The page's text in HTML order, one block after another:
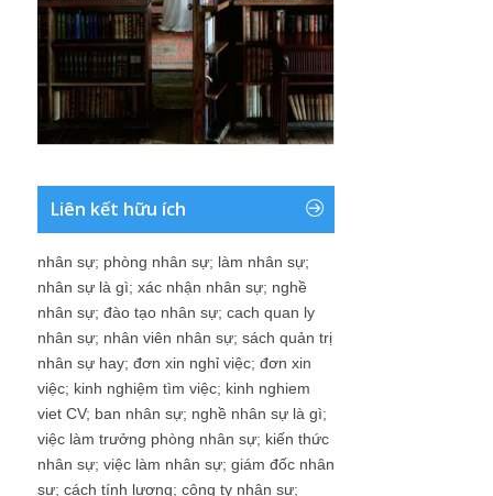
Liên kết hữu ích
nhân sự; phòng nhân sự; làm nhân sự;
nhân sự là gì; xác nhận nhân sự; nghề
nhân sự; đào tạo nhân sự; cach quan ly
nhân sự; nhân viên nhân sự; sách quản trị
nhân sự hay; đơn xin nghỉ việc; đơn xin
việc; kinh nghiệm tìm việc; kinh nghiem
viet CV; ban nhân sự; nghề nhân sự là gì;
việc làm trưởng phòng nhân sự; kiến thức
nhân sự; việc làm nhân sự; giám đốc nhân
sự; cách tính lương; công ty nhân sự;